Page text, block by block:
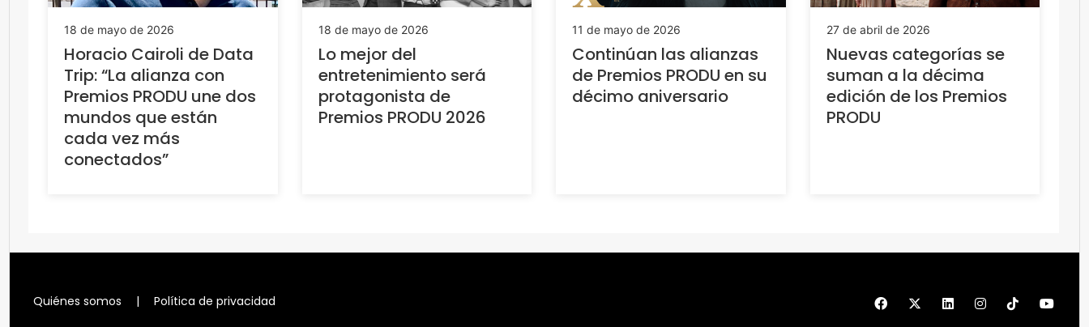
18 de mayo de 2026
Horacio Cairoli de Data
Trip: “La alianza con
Premios PRODU une dos
mundos que están
cada vez más
conectados”
18 de mayo de 2026
Lo mejor del
entretenimiento será
protagonista de
Premios PRODU 2026
11 de mayo de 2026
Continúan las alianzas
de Premios PRODU en su
décimo aniversario
27 de abril de 2026
Nuevas categorías se
suman a la décima
edición de los Premios
PRODU
Quiénes somos | Política de privacidad